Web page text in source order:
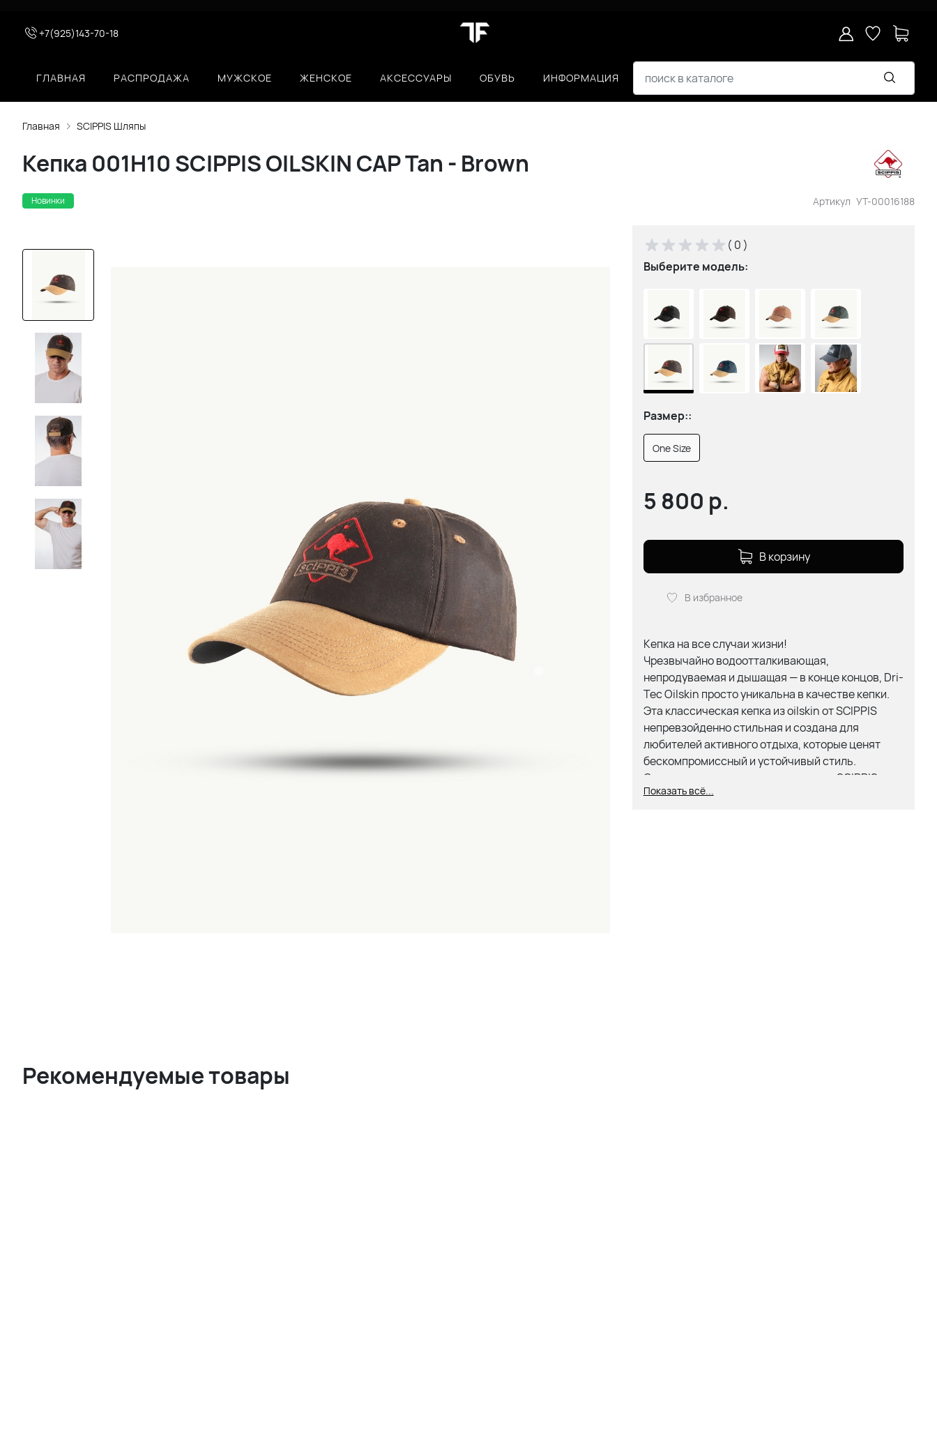
+7(925)143-70-18
ГЛАВНАЯ РАСПРОДАЖА МУЖСКОЕ ЖЕНСКОЕ АКСЕССУАРЫ ОБУВЬ ИНФОРМАЦИЯ
Главная SCIPPIS Шляпы
Артикул УТ-00016188
Кепка 001H10 SCIPPIS OILSKIN CAP Tan - Brown
Новинки
( 0 )
Выберите модель:
Размер::
One Size
5 800 р.
В корзину
В избранное
Кепка на все случаи жизни!
Чрезвычайно водоотталкивающая,
непродуваемая и дышащая — в конце концов, Dri-
Tec Oilskin просто уникальна в качестве кепки.
Эта классическая кепка из oilskin от SCIPPIS
непревзойденно стильная и создана для
любителей активного отдыха, которые ценят
бескомпромиссный и устойчивый стиль.
Оригинальная вышивка с логотипом SCIPPIS и
прочное качество материала отражают особый
Показать всё...
Рекомендуемые товары